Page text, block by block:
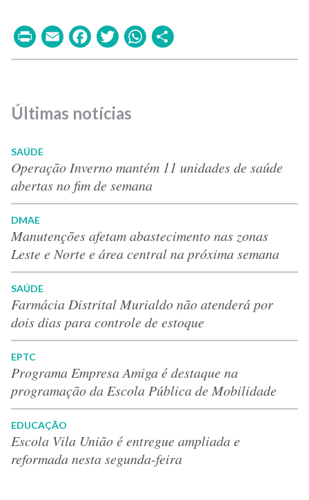
PrintEmailFacebook
TwitterWhatsApp
Últimas notícias
SAÚDE
Operação Inverno mantém 11 unidades de saúde
abertas no fim de semana
DMAE
Manutenções afetam abastecimento nas zonas
Leste e Norte e área central na próxima semana
SAÚDE
Farmácia Distrital Murialdo não atenderá por
dois dias para controle de estoque
EPTC
Programa Empresa Amiga é destaque na
programação da Escola Pública de Mobilidade
EDUCAÇÃO
Escola Vila União é entregue ampliada e
reformada nesta segunda-feira